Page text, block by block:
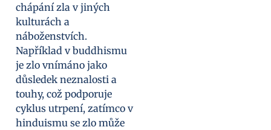
chápání zla v jiných
kulturách a
náboženstvích.
Například v buddhismu
je zlo vnímáno jako
důsledek neznalosti a
touhy, což podporuje
cyklus utrpení, zatímco v
hinduismu se zlo může